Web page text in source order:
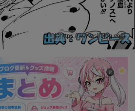
https://www.sirolog.com